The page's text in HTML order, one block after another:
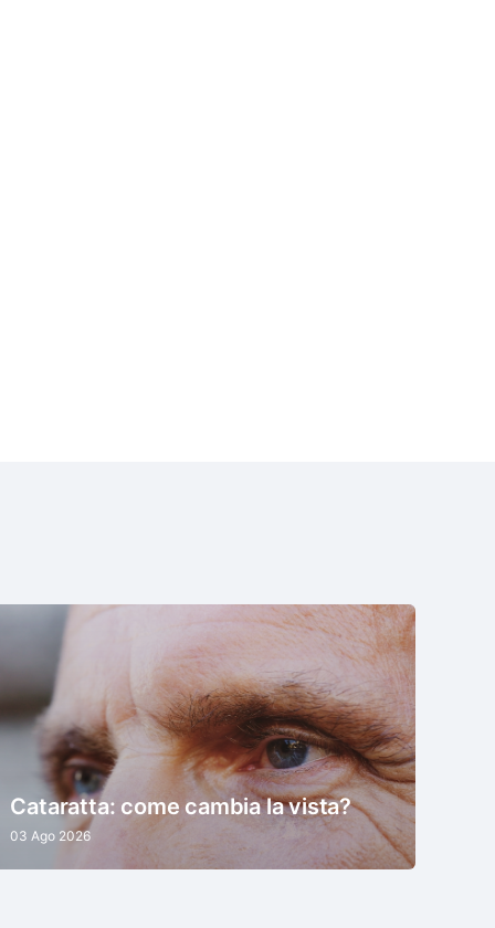
Cataratta: come cambia la vista?
03 Ago 2026